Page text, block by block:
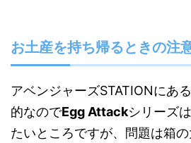
お土産を持ち帰るときの注
アベンジャーズSTATIONにあ
的なのでEgg Attackシリーズ
たいところですが、問題は箱の